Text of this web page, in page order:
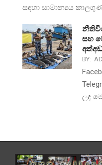
සඳහා සාමාන්‍යය
සහ
BY:
ලද